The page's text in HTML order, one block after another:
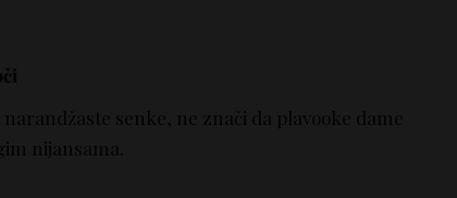
senke, ne znači da plavooke dame
nijansama.